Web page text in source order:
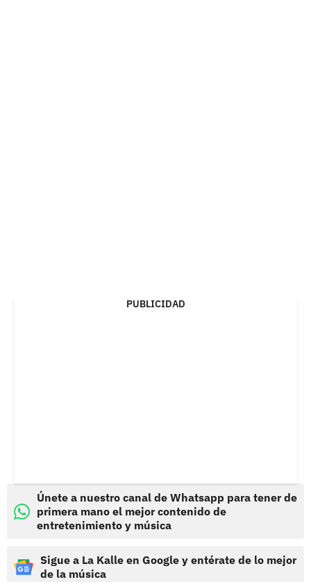
PUBLICIDAD
Únete a nuestro canal de Whatsapp para tener de
primera mano el mejor contenido de
entretenimiento y música
Sigue a La Kalle en Google y entérate de lo mejor
de la música